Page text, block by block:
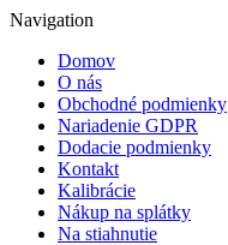
Navigation
Domov
O nás
Obchodné podmienky
Nariadenie GDPR
Dodacie podmienky
Kontakt
Kalibrácie
Nákup na splátky
Na stiahnutie